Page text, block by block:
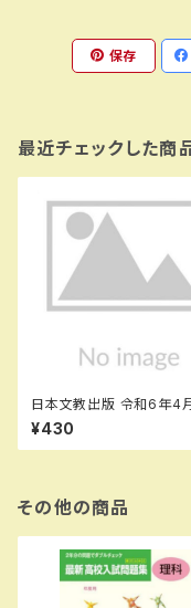
保存
最近チェックした商
日本文教出版 令和6年4月新
刊 小学教科書 しょうが
うとく?いきる?ちから１どう
ート ［教番：道徳116］
¥430
その他の商品